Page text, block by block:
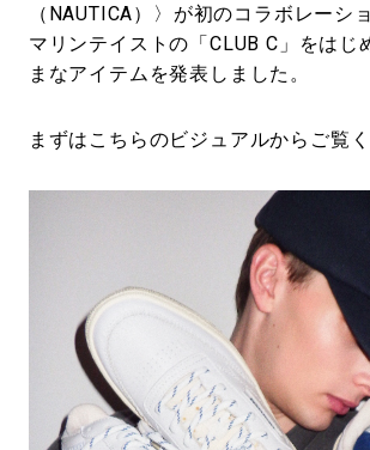
（NAUTICA）〉が初のコラボレーシ
マリンテイストの「CLUB C」をはじ
まなアイテムを発表しました。
まずはこちらのビジュアルからご覧く